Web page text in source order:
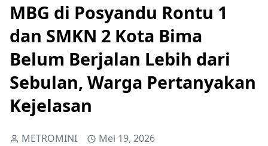
MBG di Posyandu Rontu 1
dan SMKN 2 Kota Bima
Belum Berjalan Lebih dari
Sebulan, Warga Pertanyakan
Kejelasan
METROMINI Mei 19, 2026